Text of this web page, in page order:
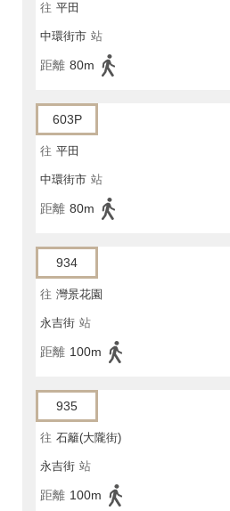
往 平田
中環街市 站
距離 80m
603P
往 平田
中環街市 站
距離 80m
934
往 灣景花園
永吉街 站
距離 100m
935
往 石籬(大隴街)
永吉街 站
距離 100m